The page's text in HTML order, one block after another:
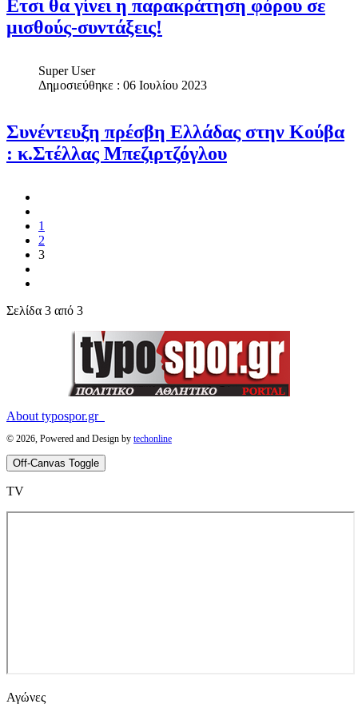
Ετσι θα γίνει η παρακράτηση φόρου σε
μισθούς-συντάξεις!
Super User
Δημοσιεύθηκε : 06 Ιουλίου 2023
Συνέντευξη πρέσβη Ελλάδας στην Κούβα
: κ.Στέλλας Μπεζιρτζόγλου
1
2
3
Σελίδα 3 από 3
About typospor.gr
© 2026, Powered and Design by techonline
Off-Canvas Toggle
ΤV
Αγώνες